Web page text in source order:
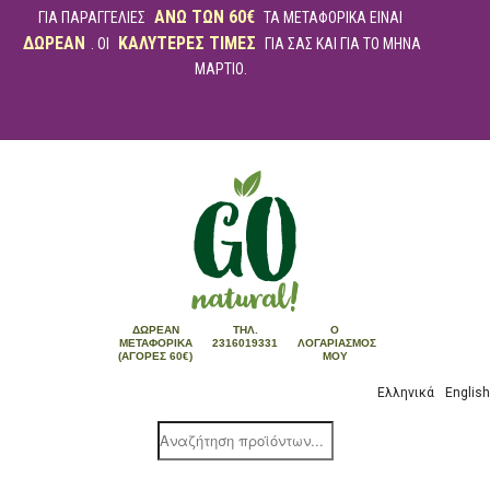
ΓΙΑ ΠΑΡΑΓΓΕΛΙΕΣ ΑΝΩ ΤΩΝ 60€ ΤΑ ΜΕΤΑΦΟΡΙΚΑ ΕΙΝΑΙ
ΔΩΡΕΑΝ . ΟΙ ΚΑΛΥΤΕΡΕΣ ΤΙΜΕΣ
ΓΙΑ ΣΑΣ ΚΑΙ ΓΙΑ ΤΟ ΜΗΝΑ
ΜΑΡΤΙΟ.
ΔΩΡΕΆΝ
ΜΕΤΑΦΟΡΙΚΆ
(ΑΓΟΡΈΣ 60€)
ΤΗΛ.
2316019331
Ο
ΛΟΓΑΡΙΑΣΜΌΣ
ΜΟΥ
Ελληνικά English
Products